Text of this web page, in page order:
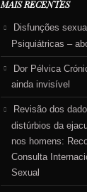
MAIS RECENTES
Disfunções
Psiquiátricas –
Dor Pélvica
ainda invisível
Revisão dos
distúrbios da
nos homens:
Consulta
Sexual